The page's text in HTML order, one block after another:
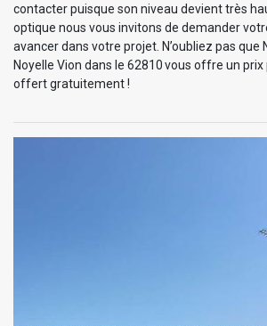
contacter puisque son niveau devient très
optique nous vous invitons de demander
avancer dans votre projet. N’oubliez pas que
Noyelle Vion dans le 62810 vous offre un
offert gratuitement !